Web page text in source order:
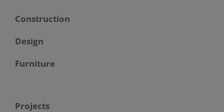
Construction
Design
Furniture
Projects